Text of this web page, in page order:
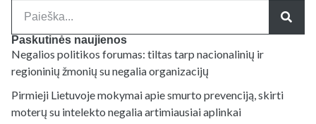
Paskutinės naujienos
Negalios politikos forumas: tiltas tarp nacionalinių ir
regioninių žmonių su negalia organizacijų
Pirmieji Lietuvoje mokymai apie smurto prevenciją, skirti
moterų su intelekto negalia artimiausiai aplinkai